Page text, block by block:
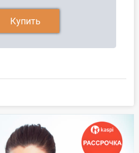
Купить